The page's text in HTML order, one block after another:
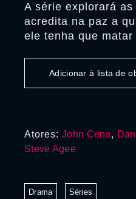
A série explorará
acredita na paz a
ele tenha que
Adicionar à lista de
Atores: John Cena,
Steve Agee
Drama Séries